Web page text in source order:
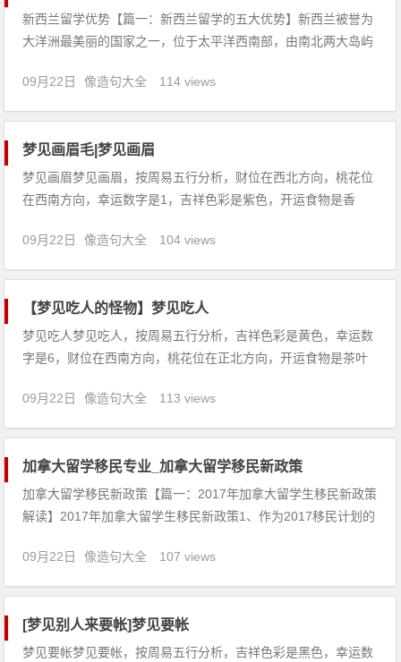
新西兰留学优势【篇一：新西兰留学的五大优势】新西兰被誉为
大洋洲最美丽的国家之一，位于太平洋西南部，由南北两大岛屿
迷人，以山水壮美巍峨著称，教育更是以品质高、性价比高、工
作保障性高等特点成为留学热点。今天，前途君来和大家聊聊新
09月22日 像造句大全 114 views
梦见画眉毛|梦见画眉
梦见画眉梦见画眉，按周易五行分析，财位在西北方向，桃花位
在西南方向，幸运数字是1，吉祥色彩是紫色，开运食物是香
闹矛盾，家庭不和，起争执。2、怀孕的人梦见画眉，预示生
男，春占生女，慎防动胎气。3、上学的人梦见画眉，意味着理
09月22日 像造句大全 104 views
【梦见吃人的怪物】梦见吃人
梦见吃人梦见吃人，按周易五行分析，吉祥色彩是黄色，幸运数
字是6，财位在西南方向，桃花位在正北方向，开运食物是茶叶
内心深处存在的某种恐惧感，你感到没办法摆脱这种恐惧，害怕
自己会被它所吞噬，也预示着你生活或者精神上会受到一些苦
09月22日 像造句大全 113 views
加拿大留学移民专业_加拿大留学移民新政策
加拿大留学移民新政策【篇一：2017年加拿大留学生移民新政策
解读】2017年加拿大留学生移民新政策1、作为2017移民计划的
2、给有兄弟姐妹在加拿大的申请人在快速通道中更多的分数；
3、把申请人小孩的年龄从19岁增加到22岁，以
09月22日 像造句大全 107 views
[梦见别人来要帐]梦见要帐
梦见要帐梦见要帐，按周易五行分析，吉祥色彩是黑色，幸运数